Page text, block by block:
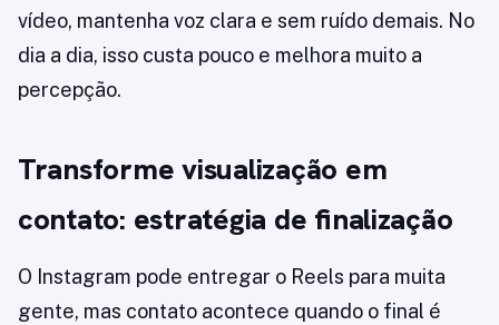
vídeo, mantenha voz clara e sem ruído demais. No
dia a dia, isso custa pouco e melhora muito a
percepção.
Transforme visualização em
contato: estratégia de finalização
O Instagram pode entregar o Reels para muita
gente, mas contato acontece quando o final é